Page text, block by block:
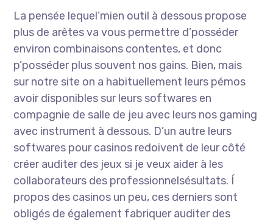
La pensée lequel’mien outil à dessous propose
plus de arêtes va vous permettre d’posséder
environ combinaisons contentes, et donc
p’posséder plus souvent nos gains. Bien, mais
sur notre site on a habituellement leurs pémos
avoir disponibles sur leurs softwares en
compagnie de salle de jeu avec leurs nos gaming
avec instrument à dessous. D’un autre leurs
softwares pour casinos redoivent de leur côté
créer auditer des jeux si je veux aider à les
collaborateurs des professionnelsésultats. Í
propos des casinos un peu, ces derniers sont
obligés de également fabriquer auditer des